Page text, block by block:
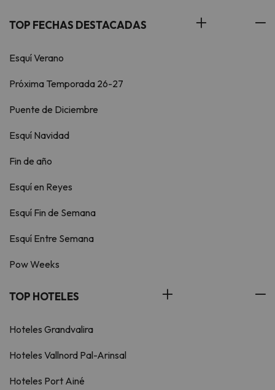
TOP FECHAS DESTACADAS
Esquí Verano
Próxima Temporada 26-27
Puente de Diciembre
Esquí Navidad
Fin de año
Esquí en Reyes
Esquí Fin de Semana
Esquí Entre Semana
Pow Weeks
TOP HOTELES
Hoteles Grandvalira
Hoteles Vallnord Pal-Arinsal
Hoteles Port Ainé